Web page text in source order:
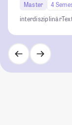
Master
4
interdisziplinär